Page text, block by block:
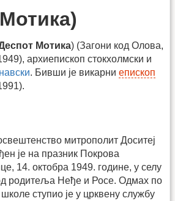
Мотика) (Загони код Олова,
архиепископ стокхолмски и
. Бивши је викарни епископ
митрополит Доситеј
је на празник Покрова
14. октобра 1949. године, у селу
родитеља Неђе и Росе. Одмах по
ступио је у црквену службу